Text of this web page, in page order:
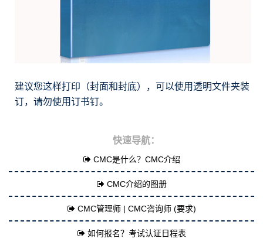
建议您这样打印（封面和封底），可以使用透明文件夹装
订，请勿使用订书钉。
快速导航：
CMC是什么？CMC介绍
CMC介绍的图册
CMC管理师 | CMC咨询师 (要求)
如何报名？考试认证日程表